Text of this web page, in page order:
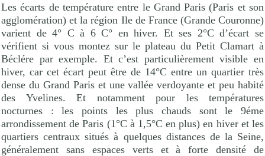
Les écarts de température entre le Grand Paris (Paris et son
agglomération) et la région Ile de France (Grande Couronne)
varient de 4° C à 6 C° en hiver. Et ses 2°C d’écart se
vérifient si vous montez sur le plateau du Petit Clamart à
Béclére par exemple. Et c’est particulièrement visible en
hiver, car cet écart peut être de 14°C entre un quartier très
dense du Grand Paris et une vallée verdoyante et peu habité
des Yvelines. Et notamment pour les températures
nocturnes : les points les plus chauds sont le 9éme
arrondissement de Paris (1°C à 1,5°C en plus) en hiver et les
quartiers centraux situés à quelques distances de la Seine,
généralement sans espaces verts et à forte densité de